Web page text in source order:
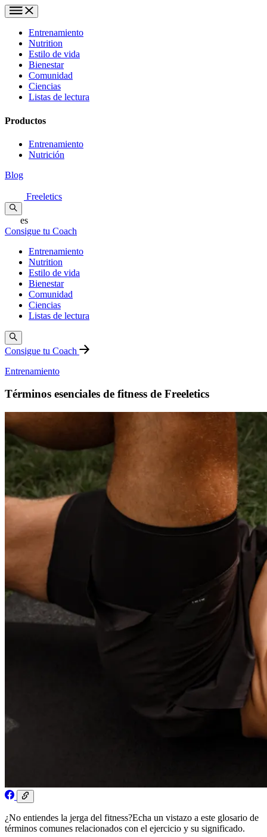
Entrenamiento
Nutrition
Estilo de vida
Bienestar
Comunidad
Ciencias
Listas de lectura
Productos
Entrenamiento
Nutrición
Blog
Freeletics
es
Consigue tu Coach
Entrenamiento
Nutrition
Estilo de vida
Bienestar
Comunidad
Ciencias
Listas de lectura
Consigue tu Coach
Entrenamiento
Términos esenciales de fitness de Freeletics
¿No entiendes la jerga del fitness?Echa un vistazo a este glosario de
términos comunes relacionados con el ejercicio y su significado.